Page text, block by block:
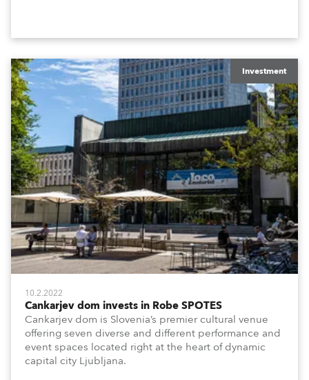
Investment
10.2.2022
Cankarjev dom invests in Robe SPOTES
Cankarjev dom is Slovenia’s premier cultural venue
offering seven diverse and different performance and
event spaces located right at the heart of dynamic
capital city Ljubljana.